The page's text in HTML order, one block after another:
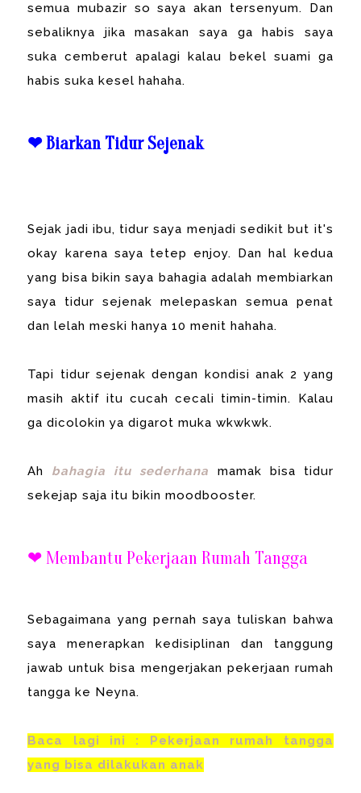
semua mubazir so saya akan tersenyum. Dan
sebaliknya jika masakan saya ga habis saya
suka cemberut apalagi kalau bekel suami ga
habis suka kesel hahaha.
❤ Biarkan Tidur Sejenak
Sejak jadi ibu, tidur saya menjadi sedikit but it's
okay karena saya tetep enjoy. Dan hal kedua
yang bisa bikin saya bahagia adalah membiarkan
saya tidur sejenak melepaskan semua penat
dan lelah meski hanya 10 menit hahaha.
Tapi tidur sejenak dengan kondisi anak 2 yang
masih aktif itu cucah cecali timin-timin. Kalau
ga dicolokin ya digarot muka wkwkwk.
Ah bahagia itu sederhana mamak bisa tidur
sekejap saja itu bikin moodbooster.
❤ Membantu Pekerjaan Rumah Tangga
Sebagaimana yang pernah saya tuliskan bahwa
saya menerapkan kedisiplinan dan tanggung
jawab untuk bisa mengerjakan pekerjaan rumah
tangga ke Neyna.
Baca lagi ini : Pekerjaan rumah tangga
yang bisa dilakukan anak